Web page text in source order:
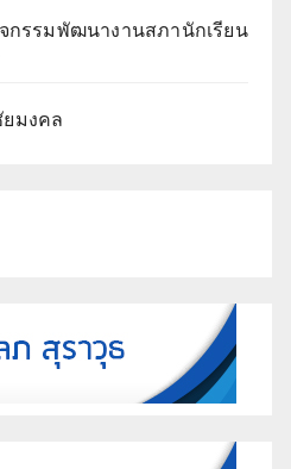
กรรมพัฒนางานสภานักเรียน
มงคล